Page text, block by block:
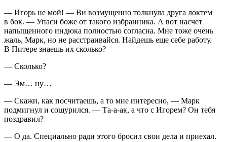
— Игорь не мой! — Ви возмущенно толкнула друга локтем
в бок. — Упаси боже от такого избранника. А вот насчет
напыщенного индюка полностью согласна. Мне тоже очень
жаль, Марк, но не расстраивайся. Найдешь еще себе работу.
В Питере знаешь их сколько?
— Сколько?
— Эм… ну…
— Скажи, как посчитаешь, а то мне интересно, — Марк
подмигнул и сощурился. — Та-а-ак, а что с Игорем? Он тебя
поздравил?
— О да. Специально ради этого бросил свои дела и приехал.